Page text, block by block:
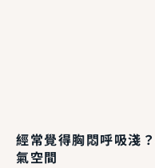
經常覺得胸悶呼吸淺
氣空間